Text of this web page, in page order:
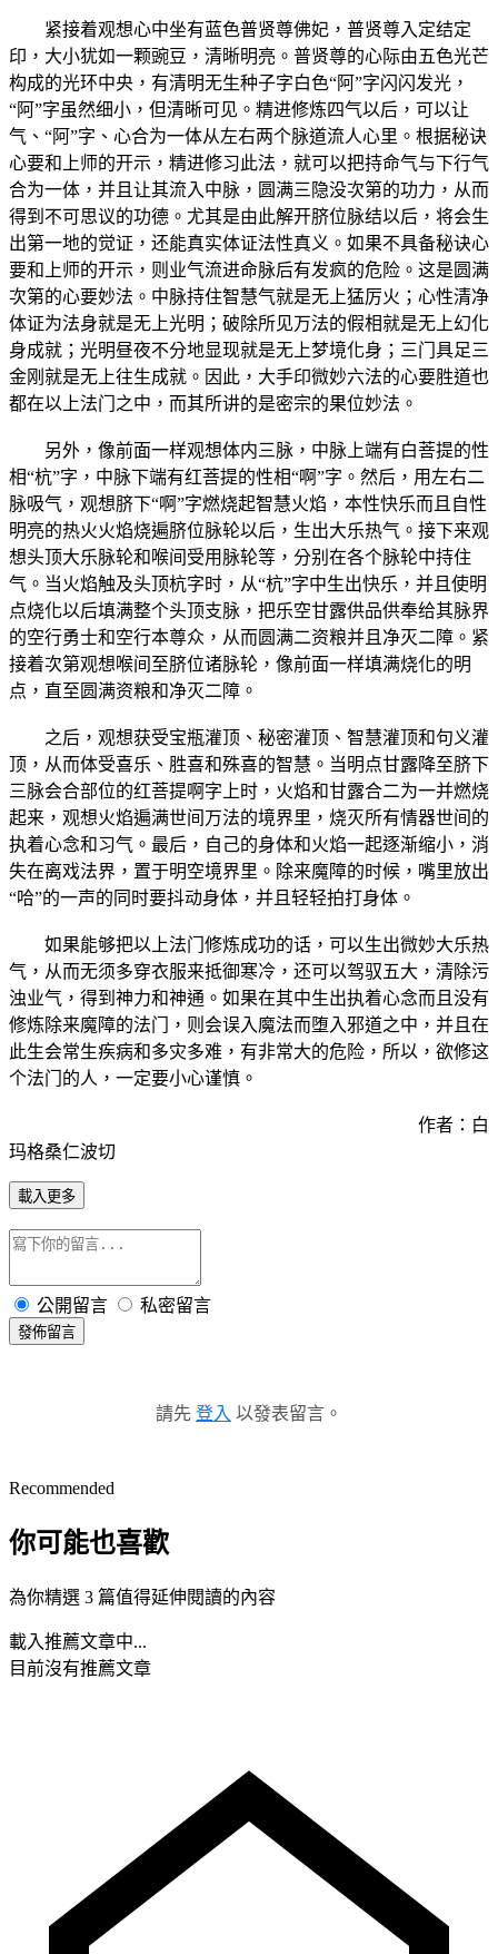
紧接着观想心中坐有蓝色普贤尊佛妃，普贤尊入定结定
印，大小犹如一颗豌豆，清晰明亮。普贤尊的心际由五色光芒
构成的光环中央，有清明无生种子字白色“阿”字闪闪发光，
“阿”字虽然细小，但清晰可见。精进修炼四气以后，可以让
气、“阿”字、心合为一体从左右两个脉道流人心里。根据秘诀
心要和上师的开示，精进修习此法，就可以把持命气与下行气
合为一体，并且让其流入中脉，圆满三隐没次第的功力，从而
得到不可思议的功德。尤其是由此解开脐位脉结以后，将会生
出第一地的觉证，还能真实体证法性真义。如果不具备秘诀心
要和上师的开示，则业气流进命脉后有发疯的危险。这是圆满
次第的心要妙法。中脉持住智慧气就是无上猛厉火；心性清净
体证为法身就是无上光明；破除所见万法的假相就是无上幻化
身成就；光明昼夜不分地显现就是无上梦境化身；三门具足三
金刚就是无上往生成就。因此，大手印微妙六法的心要胜道也
都在以上法门之中，而其所讲的是密宗的果位妙法。
另外，像前面一样观想体内三脉，中脉上端有白菩提的性
相“杭”字，中脉下端有红菩提的性相“啊”字。然后，用左右二
脉吸气，观想脐下“啊”字燃烧起智慧火焰，本性快乐而且自性
明亮的热火火焰烧遍脐位脉轮以后，生出大乐热气。接下来观
想头顶大乐脉轮和喉间受用脉轮等，分别在各个脉轮中持住
气。当火焰触及头顶杭字时，从“杭”字中生出快乐，并且使明
点烧化以后填满整个头顶支脉，把乐空甘露供品供奉给其脉界
的空行勇士和空行本尊众，从而圆满二资粮并且净灭二障。紧
接着次第观想喉间至脐位诸脉轮，像前面一样填满烧化的明
点，直至圆满资粮和净灭二障。
之后，观想获受宝瓶灌顶、秘密灌顶、智慧灌顶和句义灌
顶，从而体受喜乐、胜喜和殊喜的智慧。当明点甘露降至脐下
三脉会合部位的红菩提啊字上时，火焰和甘露合二为一并燃烧
起来，观想火焰遍满世间万法的境界里，烧灭所有情器世间的
执着心念和习气。最后，自己的身体和火焰一起逐渐缩小，消
失在离戏法界，置于明空境界里。除来魔障的时候，嘴里放出
“哈”的一声的同时要抖动身体，并且轻轻拍打身体。
如果能够把以上法门修炼成功的话，可以生出微妙大乐热
气，从而无须多穿衣服来抵御寒冷，还可以驾驭五大，清除污
浊业气，得到神力和神通。如果在其中生出执着心念而且没有
修炼除来魔障的法门，则会误入魔法而堕入邪道之中，并且在
此生会常生疾病和多灾多难，有非常大的危险，所以，欲修这
个法门的人，一定要小心谨慎。
作者：白
玛格桑仁波切
載入更多
公開留言 私密留言
發佈留言
請先 登入 以發表留言。
Recommended
你可能也喜歡
為你精選 3 篇值得延伸閱讀的內容
載入推薦文章中...
目前沒有推薦文章